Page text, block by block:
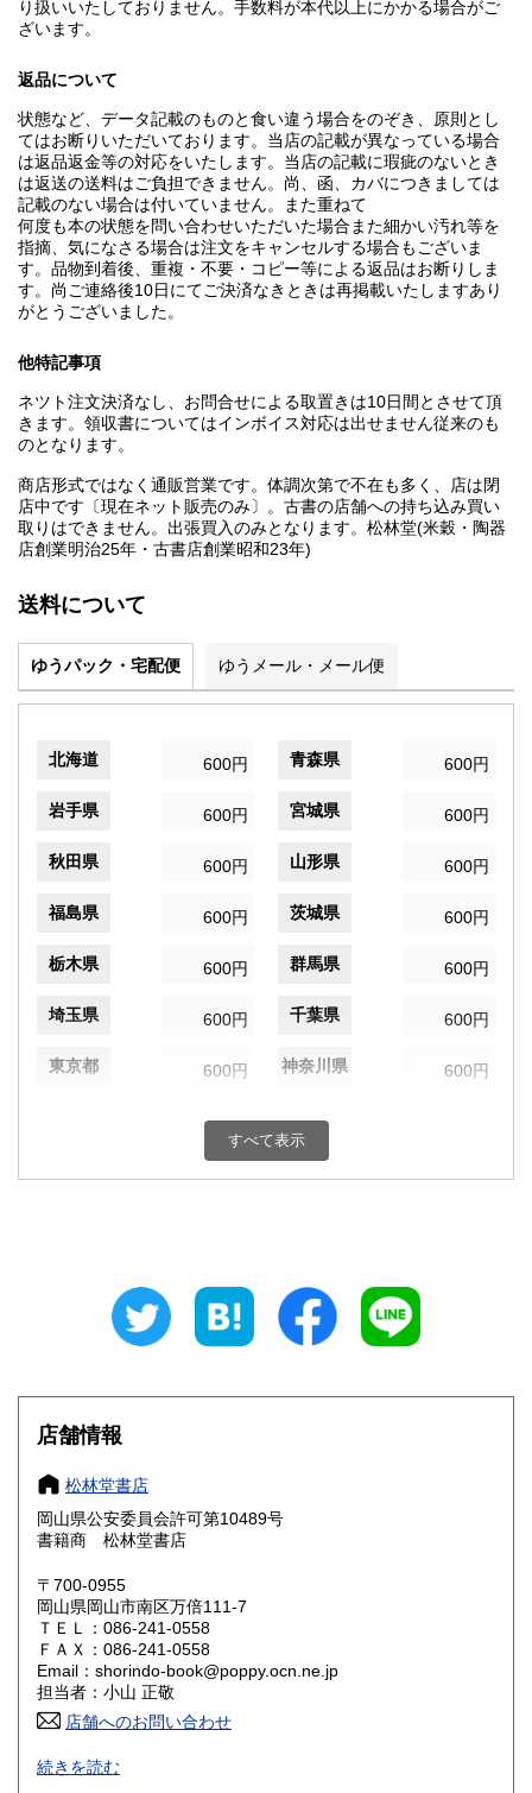
り扱いいたしておりません。手数料が本代以上にかかる場合がご
ざいます。
返品について
状態など、データ記載のものと食い違う場合をのぞき、原則とし
てはお断りいただいております。当店の記載が異なっている場合
は返品返金等の対応をいたします。当店の記載に瑕疵のないとき
は返送の送料はご負担できません。尚、函、カバにつきましては
記載のない場合は付いていません。また重ねて
何度も本の状態を問い合わせいただいた場合また細かい汚れ等を
指摘、気になさる場合は注文をキャンセルする場合もございま
す。品物到着後、重複・不要・コピー等による返品はお断りしま
す。尚ご連絡後10日にてご決済なきときは再掲載いたしますあり
がとうございました。
他特記事項
ネツト注文決済なし、お問合せによる取置きは10日間とさせて頂
きます。領収書についてはインボイス対応は出せません従来のも
のとなります。
商店形式ではなく通販営業です。体調次第で不在も多く、店は閉
店中です〔現在ネット販売のみ〕。古書の店舗への持ち込み買い
取りはできません。出張買入のみとなります。松林堂(米穀・陶器
店創業明治25年・古書店創業昭和23年)
送料について
ゆうパック・宅配便 ゆうメール・メール便
北海道 600円 青森県 600円
岩手県 600円 宮城県 600円
秋田県 600円 山形県 600円
福島県 600円 茨城県 600円
栃木県 600円 群馬県 600円
埼玉県 600円 千葉県 600円
東京都 600円 神奈川県 600円
600円 富山県
600円 三重県
大阪府
奈良県
鳥取県 600円
岡山県
山口県 600円
香川県 600円 愛媛県
高知県 600円
佐賀県
すべて表示
店舗情報
松林堂書店
岡山県公安委員会許可第10489号
書籍商 松林堂書店
〒700-0955
岡山県岡山市南区万倍111-7
ＴＥＬ：086-241-0558
ＦＡＸ：086-241-0558
Email：shorindo-book@poppy.ocn.ne.jp
担当者：小山 正敬
店舗へのお問い合わせ
お電話FAXでの在庫照会とご注文はお断りいたします。ご質
問等はメールではなく必ず日本の古本屋のサイトからお願い
続きを読む